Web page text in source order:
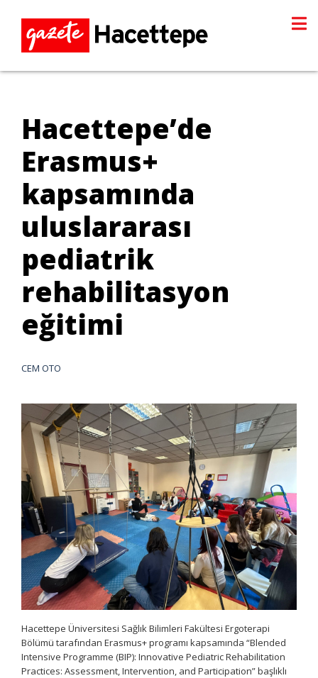
Hacettepe’de
Erasmus+
kapsamında
uluslararası
pediatrik
rehabilitasyon
eğitimi
CEM OTO
Hacettepe Üniversitesi Sağlık Bilimleri Fakültesi Ergoterapi
Bölümü tarafından Erasmus+ programı kapsamında “Blended
Intensive Programme (BIP): Innovative Pediatric Rehabilitation
Practices: Assessment, Intervention, and Participation” başlıklı